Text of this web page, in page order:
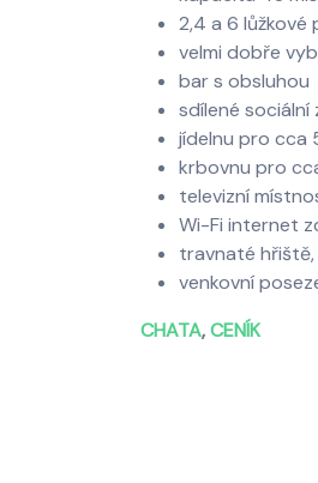
2,4 a 6 lůžkové
velmi dobře
bar s obsluhou
sdílené sociální
jídelnu pro cca
krbovnu pro
televizní
Wi-Fi internet
travnaté hřiště,
venkovní
CHATA,CENÍK